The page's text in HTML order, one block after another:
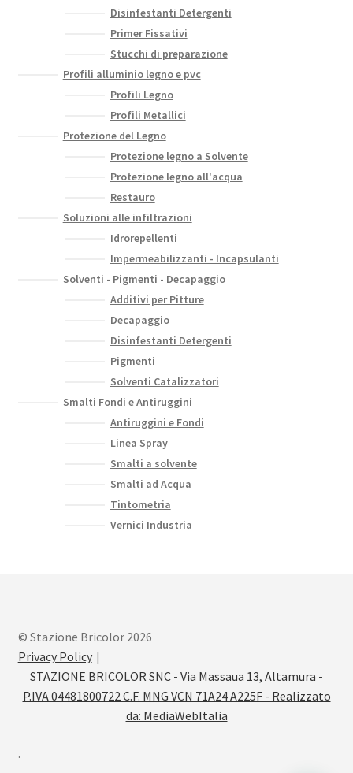
Disinfestanti Detergenti
Primer Fissativi
Stucchi di preparazione
Profili alluminio legno e pvc
Profili Legno
Profili Metallici
Protezione del Legno
Protezione legno a Solvente
Protezione legno all'acqua
Restauro
Soluzioni alle infiltrazioni
Idrorepellenti
Impermeabilizzanti - Incapsulanti
Solventi - Pigmenti - Decapaggio
Additivi per Pitture
Decapaggio
Disinfestanti Detergenti
Pigmenti
Solventi Catalizzatori
Smalti Fondi e Antiruggini
Antiruggini e Fondi
Linea Spray
Smalti a solvente
Smalti ad Acqua
Tintometria
Vernici Industria
© Stazione Bricolor 2026
Privacy Policy
STAZIONE BRICOLOR SNC - Via Massaua 13, Altamura -
P.IVA 04481800722 C.F. MNG VCN 71A24 A225F - Realizzato
da: MediaWebItalia
.